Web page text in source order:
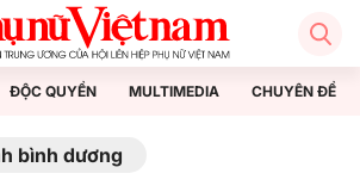
ĐỘC QUYỀN MULTIMEDIA CHUYÊN ĐỀ
bình dương